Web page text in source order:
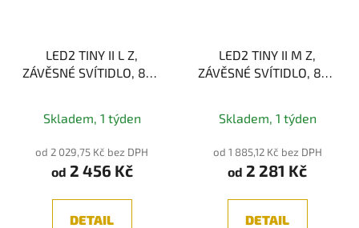
LED2 TINY II L Z,
ZÁVĚSNÉ SVÍTIDLO, 8W,
hodnocení
produktu
je
z
Skladem, 1 týden
od 2 029,75 Kč bez DPH
od 2 456 Kč
DETAIL
LED2 TINY II M Z,
ZÁVĚSNÉ SVÍTIDLO, 8W,
Skladem, 1 týden
od 1 885,12 Kč bez DPH
od 2 281 Kč
DETAIL